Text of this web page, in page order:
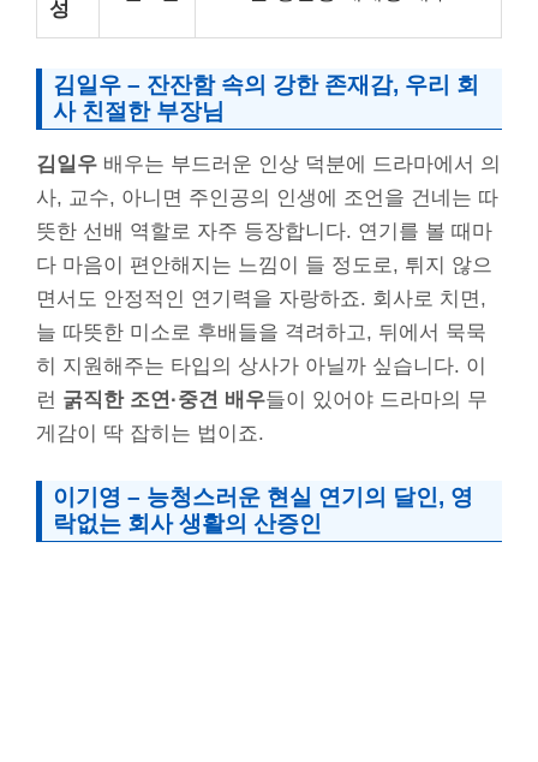
성
김일우 – 잔잔함 속의 강한 존재감, 우리 회
사 친절한 부장님
김일우 배우는 부드러운 인상 덕분에 드라마에서 의
사, 교수, 아니면 주인공의 인생에 조언을 건네는 따
뜻한 선배 역할로 자주 등장합니다. 연기를 볼 때마
다 마음이 편안해지는 느낌이 들 정도로, 튀지 않으
면서도 안정적인 연기력을 자랑하죠. 회사로 치면,
늘 따뜻한 미소로 후배들을 격려하고, 뒤에서 묵묵
히 지원해주는 타입의 상사가 아닐까 싶습니다. 이
런 굵직한 조연·중견 배우들이 있어야 드라마의 무
게감이 딱 잡히는 법이죠.
이기영 – 능청스러운 현실 연기의 달인, 영
락없는 회사 생활의 산증인